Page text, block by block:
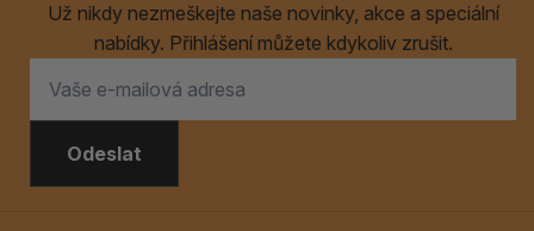
Už nikdy nezmeškejte naše novinky, akce a speciální
nabídky. Přihlášení můžete kdykoliv zrušit.
Odeslat